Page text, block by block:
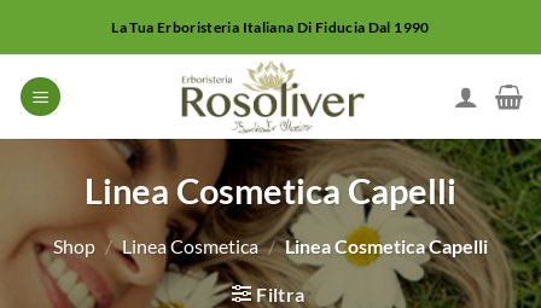
contenuti
La Tua Erboristeria Italiana Di Fiducia Dal 1990
Linea Cosmetica Capelli
Shop / Linea Cosmetica / Linea Cosmetica Capelli
Filtra